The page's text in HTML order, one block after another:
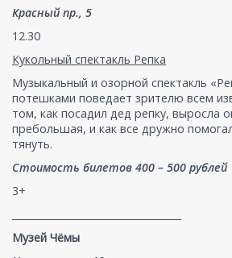
Красный пр., 5
12.30
Кукольный спектакль Репка
Музыкальный и озорной спектакль
потешками поведает зрителю всем
том, как посадил дед репку, выросла
пребольшая, и как все дружно
тянуть.
Стоимость билетов 400 – 500 рублей
3+
Музей Чёмы